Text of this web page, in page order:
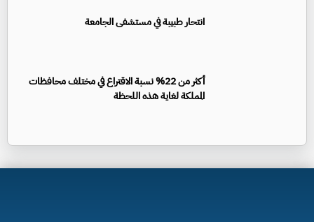
انتحار طبيبة في مستشفى الجامعة
أكثر من 22% نسبة الاقتراع في مختلف محافظات
المملكة لغاية هذه اللحظة